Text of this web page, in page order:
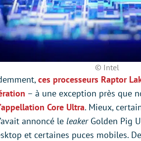
© Intel
ces processeurs Raptor
– à une exception près que
Core Ultra. Mieux,
annoncé le leakerGolden Pig
et certaines puces mobiles.